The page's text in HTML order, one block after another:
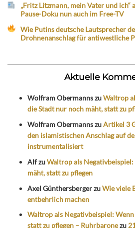
„Fritz Litzmann, mein Vater und ich“
Pause-Doku nun auch im Free-TV
Wie Putins deutsche Lautsprecher
Drohnenanschlag für antiwestliche
Aktuelle
Wolfram ObermannszuWaltrop
die Stadt nur noch mäht, statt zu
Wolfram ObermannszuArtikel 3
den islamistischen Anschlag auf
instrumentalisiert
AlfzuWaltrop als
mäht, statt zu pflegen
Axel GünthersbergerzuWie viele
entbehrlich machen
Waltrop als Negativbeispiel:
statt zu pflegen – Ruhrbaronezu